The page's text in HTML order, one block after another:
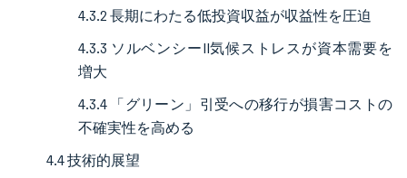
4.3.2 長期にわたる低投資収益が収益性を圧迫
4.3.3 ソルベンシーII気候ストレスが資本需要を
増大
4.3.4 「グリーン」引受への移行が損害コストの
不確実性を高める
4.4 技術的展望